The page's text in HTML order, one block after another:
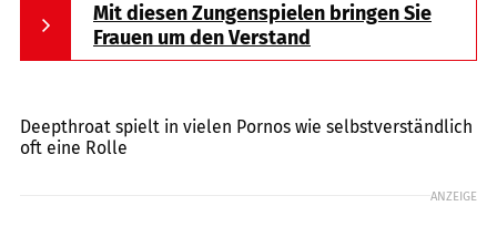
Mit diesen Zungenspielen bringen Sie
Frauen um den Verstand
Deepthroat spielt in vielen Pornos wie selbstverständlich
oft eine Rolle
ANZEIGE